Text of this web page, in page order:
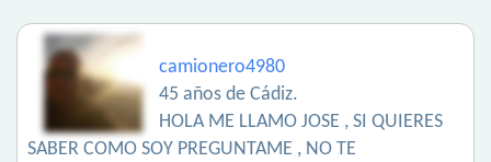
camionero4980
45 años de Cádiz.
HOLA ME LLAMO JOSE , SI QUIERES
SABER COMO SOY PREGUNTAME , NO TE